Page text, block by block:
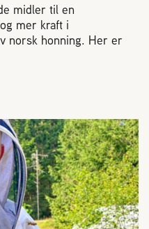
midler til en
mer kraft i
norsk honning. Her er